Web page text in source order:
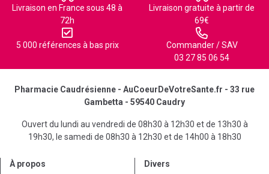
Livraison en France sous 48 à
72h
Livraison gratuite à partir de
69€
5 000 références à bas prix
Commander / SAV
03 27 85 06 54
Pharmacie Caudrésienne - AuCoeurDeVotreSante.fr - 33 rue
Gambetta - 59540 Caudry
Ouvert du lundi au vendredi de 08h30 à 12h30 et de 13h30 à
19h30, le samedi de 08h30 à 12h30 et de 14h00 à 18h30
À propos Divers